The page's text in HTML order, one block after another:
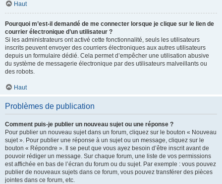
Haut
Pourquoi m’est-il demandé de me connecter lorsque je clique sur le lien de
courrier électronique d’un utilisateur ?
Si les administrateurs ont activé cette fonctionnalité, seuls les utilisateurs
inscrits peuvent envoyer des courriers électroniques aux autres utilisateurs
depuis un formulaire dédié. Cela permet d’empêcher une utilisation abusive
du système de messagerie électronique par des utilisateurs malveillants ou
des robots.
Haut
Problèmes de publication
Comment puis-je publier un nouveau sujet ou une réponse ?
Pour publier un nouveau sujet dans un forum, cliquez sur le bouton « Nouveau
sujet ». Pour publier une réponse à un sujet ou un message, cliquez sur le
bouton « Répondre ». Il se peut que vous ayez besoin d’être inscrit avant de
pouvoir rédiger un message. Sur chaque forum, une liste de vos permissions
est affichée en bas de l’écran du forum ou du sujet. Par exemple : vous pouvez
publier de nouveaux sujets dans ce forum, vous pouvez transférer des pièces
jointes dans ce forum, etc.